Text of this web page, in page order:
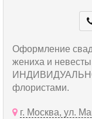
Оформление
жениха и
флористами.
г. Москва, ул.